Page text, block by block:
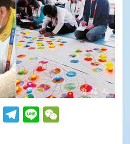
EmailTelegram
Line